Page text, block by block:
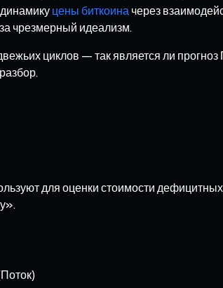
цены биткоина через
чрезмерный идеализм.
циклов — так является ли
для оценки стоимости